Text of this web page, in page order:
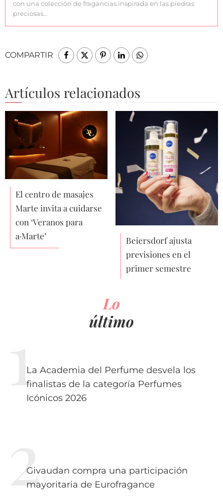
con una colección de fragancias inspirada en las piedras
preciosas…
COMPARTIR
Artículos relacionados
El centro de masajes
Marte invita a cuidarse
con ‘Veranos para
a·Marte’
Beiersdorf ajusta
previsiones en el
primer semestre
Lo
último
La Academia del Perfume desvela los
finalistas de la categoría Perfumes
Icónicos 2026
Givaudan compra una participación
mayoritaria de Eurofragance